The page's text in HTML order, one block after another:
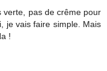
verte, pas de crême pour
je vais faire simple. Mais
!